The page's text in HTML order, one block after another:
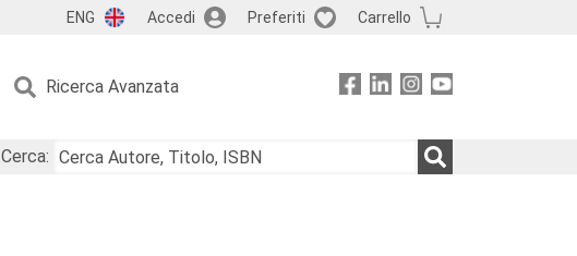
ENG Accedi Preferiti Carrello
Ricerca Avanzata
Cerca: